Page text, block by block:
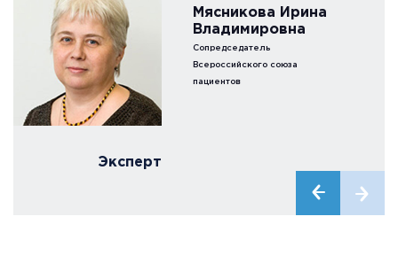
Эксперт
Мясникова Ирина
Владимировна
Cопредседатель
Всероссийского союза
пациентов